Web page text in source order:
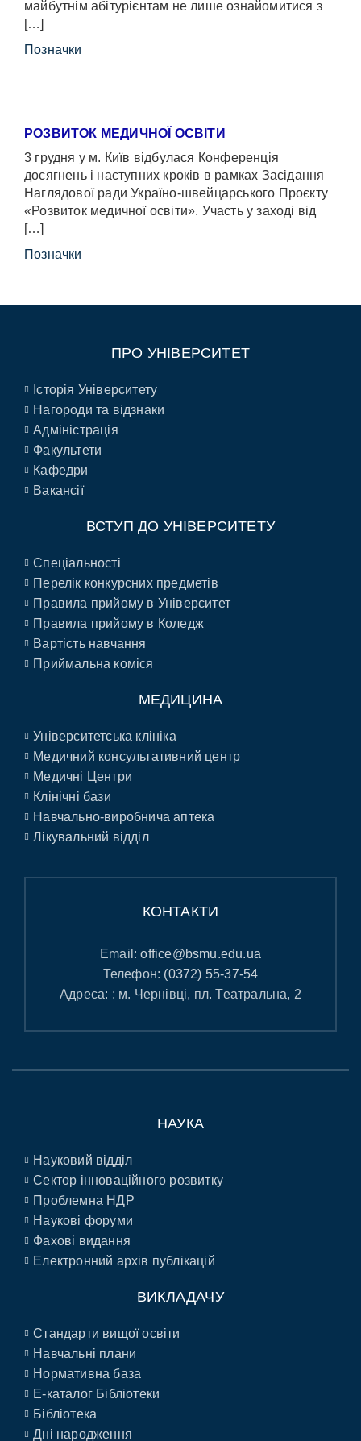
майбутнім абітурієнтам не лише ознайомитися з
[…]
Позначки
РОЗВИТОК МЕДИЧНОЇ ОСВІТИ
3 грудня у м. Київ відбулася Конференція
досягнень і наступних кроків в рамках Засідання
Наглядової ради Україно-швейцарського Проєкту
«Розвиток медичної освіти». Участь у заході від
[…]
Позначки
ПРО УНІВЕРСИТЕТ
Історія Університету
Нагороди та відзнаки
Адміністрація
Факультети
Кафедри
Вакансії
ВСТУП ДО УНІВЕРСИТЕТУ
Спеціальності
Перелік конкурсних предметів
Правила прийому в Університет
Правила прийому в Коледж
Вартість навчання
Приймальна коміся
МЕДИЦИНА
Університетська клініка
Медичний консультативний центр
Медичні Центри
Клінічні бази
Навчально-виробнича аптека
Лікувальний відділ
КОНТАКТИ
Email:office@bsmu.edu.ua
Телефон: (0372) 55-37-54
Адреса: : м. Чернівці, пл. Театральна, 2
НАУКА
Науковий відділ
Сектор інноваційного розвитку
Проблемна НДР
Наукові форуми
Фахові видання
Електронний архів публікацій
ВИКЛАДАЧУ
Стандарти вищої освіти
Навчальні плани
Нормативна база
E-каталог Бібліотеки
Бібліотека
Дні народження